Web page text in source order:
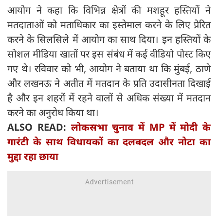
आयोग ने कहा कि विभिन्न क्षेत्रों की मशहूर हस्तियों ने
मतदाताओं को मताधिकार का इस्तेमाल करने के लिए प्रेरित
करने के सिलसिले में आयोग का साथ दिया। इन हस्तियों के
सोशल मीडिया खातों पर इस संबंध में कई वीडियो पोस्ट किए
गए थे। रविवार को भी, आयोग ने बताया था कि मुंबई, ठाणे
और लखनऊ ने अतीत में मतदान के प्रति उदासीनता दिखाई
है और इन शहरों में रहने वालों से अधिक संख्या में मतदान
करने का अनुरोध किया था।
ALSO READ: लोकसभा चुनाव में MP में मोदी के
गारंटी के साथ विधायकों का दलबदल और नोटा का
मुद्दा रहा छाया